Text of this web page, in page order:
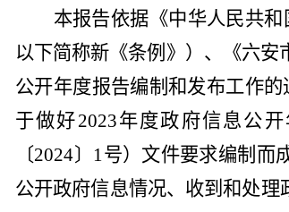
本报告依据《中华人民共
以下简称新《条例》）、《六安
公开年度报告编制和发布工作
于做好2023年度政府信息公
〔2024〕 1 号）文件要求编制而
公开政府信息情况、收到和处